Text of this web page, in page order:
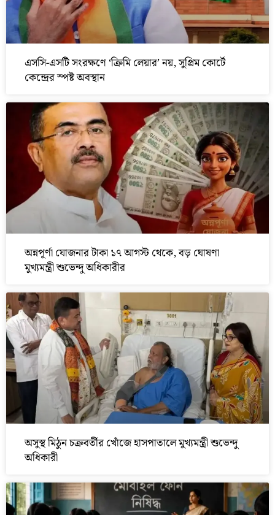
এসসি-এসটি সংরক্ষণে ‘ক্রিমি লেয়ার’ নয়, সুপ্রিম কোর্টে
কেন্দ্রের স্পষ্ট অবস্থান
অন্নপূর্ণা যোজনার টাকা ১৭ আগস্ট থেকে, বড় ঘোষণা
মুখ্যমন্ত্রী শুভেন্দু অধিকারীর
অসুস্থ মিঠুন চক্রবর্তীর খোঁজে হাসপাতালে মুখ্যমন্ত্রী শুভেন্দু
অধিকারী